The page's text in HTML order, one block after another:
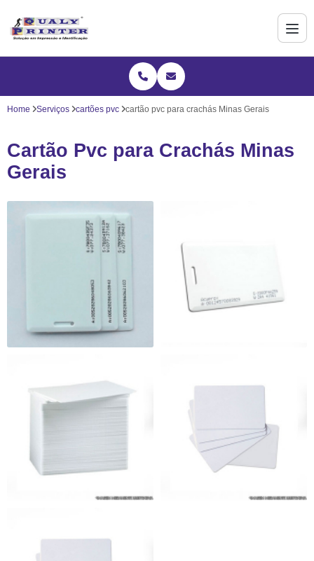
Home Serviços cartões pvc cartão pvc para crachás Minas Gerais
Cartão Pvc para Crachás Minas
Gerais